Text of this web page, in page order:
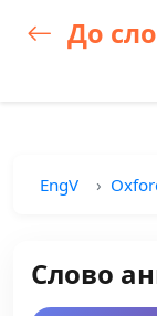
До
EngV
Слово